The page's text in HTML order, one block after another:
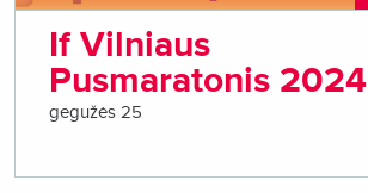
If Vilniaus
Pusmaratonis 2024
gegužės 25